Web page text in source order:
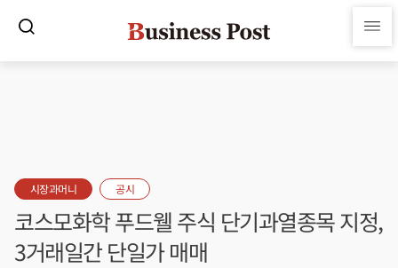
시장과머니 공시
코스모화학 푸드웰 주식 단기과열종목 지정,
3거래일간 단일가 매매